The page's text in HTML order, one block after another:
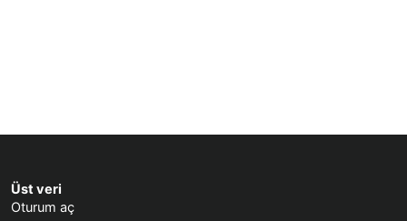
Üst veri
Oturum aç